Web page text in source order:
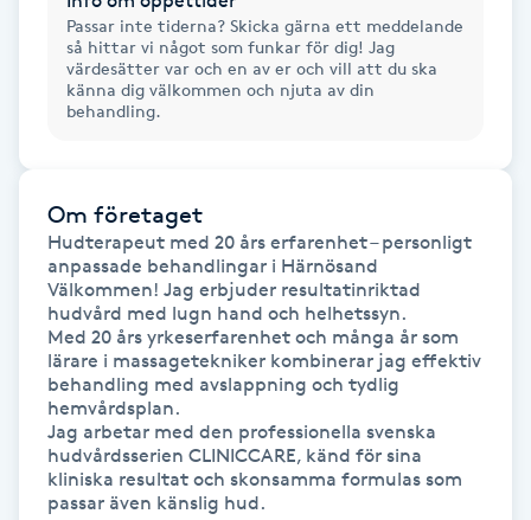
Gruppträning
Gua Sha-massage
Hatha Yoga
Headspa
Healing
Herrklippning
HIFU
Hollywood Peel
Passar inte tiderna? Skicka gärna ett meddelande
så hittar vi något som funkar för dig! Jag
värdesätter var och en av er och vill att du ska
känna dig välkommen och njuta av din
behandling.
Om företaget
Hudterapeut med 20 års erfarenhet – personligt
anpassade behandlingar i Härnösand
Välkommen! Jag erbjuder resultatinriktad
hudvård med lugn hand och helhetssyn.
Med 20 års yrkeserfarenhet och många år som
lärare i massagetekniker kombinerar jag effektiv
behandling med avslappning och tydlig
hemvårdsplan.
Jag arbetar med den professionella svenska
hudvårdsserien CLINICCARE, känd för sina
kliniska resultat och skonsamma formulas som
passar även känslig hud.